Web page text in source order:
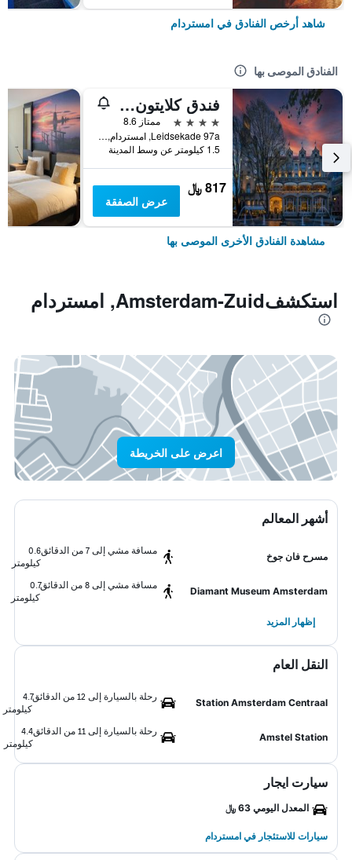
شاهد أرخص الفنادق في امستردام
الفنادق الموصى بها
فندق كلايتون أمستردام أمريكان
4 نجوم
ممتاز 8.6
Leidsekade 97a, امستردام, مقاطعة شمال هولندا, هولندا
1.5 كيلومتر عن وسط المدينة
817 ﷼
عرض الصفقة
مشاهدة الفنادق الأخرى الموصى بها
استكشفAmsterdam-Zuid, امستردام
اعرض على الخريطة
أشهر المعالم
مسرح فان جوخ
مسافة مشي إلى 7 من الدقائق
0.6
كيلومتر
Diamant Museum Amsterdam
مسافة مشي إلى 8 من الدقائق
0.7
كيلومتر
إظهار المزيد
النقل العام
Station Amsterdam Centraal
رحلة بالسيارة إلى 12 من الدقائق
4.7
كيلومتر
Amstel Station
رحلة بالسيارة إلى 11 من الدقائق
4.4
كيلومتر
سيارت ايجار
المعدل اليومي 63 ﷼
سيارات للاستئجار في امستردام